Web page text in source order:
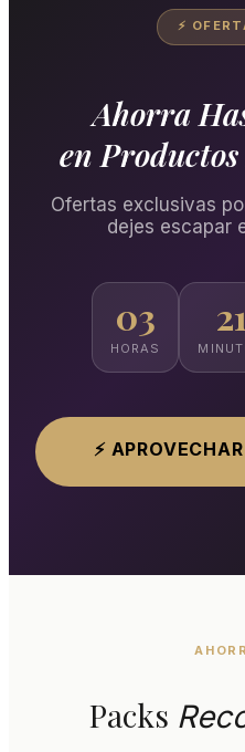
⚡
Ahorra
en
Ofertas exclusivas
dejes escapar
03
HORAS
21
⚡
Packs